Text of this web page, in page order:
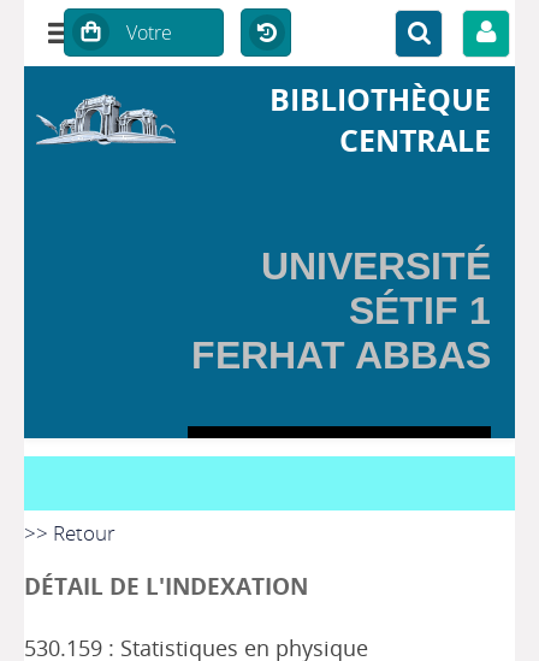
BIBLIOTHÈQUE
CENTRALE
UNIVERSITÉ
SÉTIF 1
FERHAT ABBAS
>> Retour
DÉTAIL DE L'INDEXATION
530.159 : Statistiques en physique